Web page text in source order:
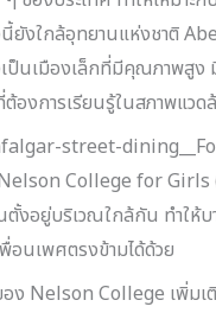
งใกล้อุทยานแห่งชาติ
นเมืองเล็กที่มีคุณภาพสูง
องการเรียนรู้ในสภาพแว
College for Girls
ตั้งอยู่บริเวณใกล้กัน ทำให้
อนเพศตรงข้ามได้ด้วย
อง Nelson College เพิ่มเ